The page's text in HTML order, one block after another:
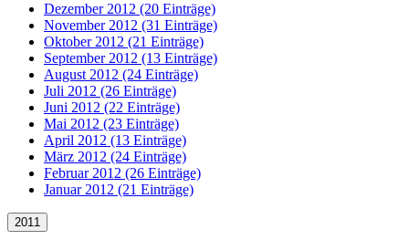
Dezember 2012 (20 Einträge)
November 2012 (31 Einträge)
Oktober 2012 (21 Einträge)
September 2012 (13 Einträge)
August 2012 (24 Einträge)
Juli 2012 (26 Einträge)
Juni 2012 (22 Einträge)
Mai 2012 (23 Einträge)
April 2012 (13 Einträge)
März 2012 (24 Einträge)
Februar 2012 (26 Einträge)
Januar 2012 (21 Einträge)
2011